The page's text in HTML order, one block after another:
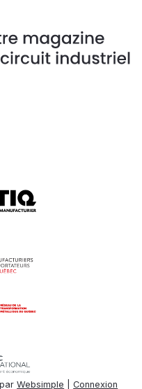
parWebsimple |Connexion